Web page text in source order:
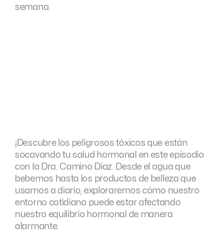
semana.
¡Descubre los peligrosos tóxicos que están
socavando tu salud hormonal en este episodio
con la Dra. Camino Díaz. Desde el agua que
bebemos hasta los productos de belleza que
usamos a diario, exploraremos cómo nuestro
entorno cotidiano puede estar afectando
nuestro equilibrio hormonal de manera
alarmante.